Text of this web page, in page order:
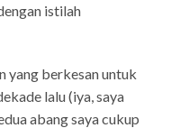
istilah
yang berkesan untuk
lalu (iya, saya
abang saya cukup